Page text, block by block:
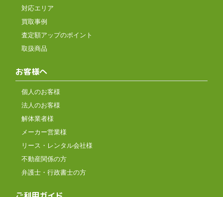
対応エリア
買取事例
査定額アップのポイント
取扱商品
お客様へ
個人のお客様
法人のお客様
解体業者様
メーカー営業様
リース・レンタル会社様
不動産関係の方
弁護士・行政書士の方